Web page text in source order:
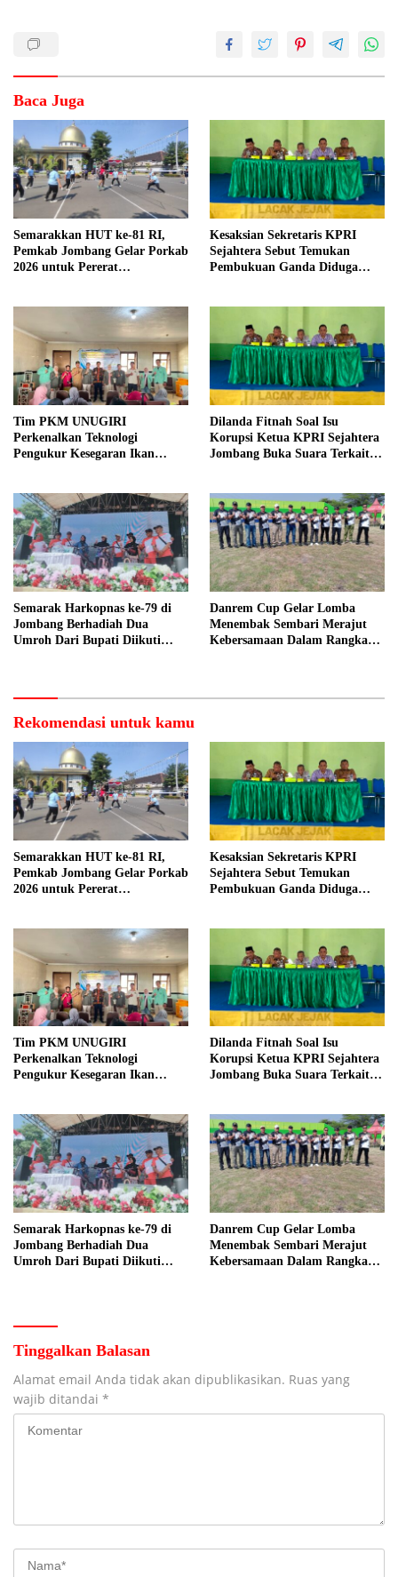
Baca Juga
Semarakkan HUT ke-81 RI,
Pemkab Jombang Gelar Porkab
2026 untuk Pererat
Kesaksian Sekretaris KPRI
Sejahtera Sebut Temukan
Pembukuan Ganda Diduga
Tim PKM UNUGIRI
Perkenalkan Teknologi
Pengukur Kesegaran Ikan
Dilanda Fitnah Soal Isu
Korupsi Ketua KPRI Sejahtera
Jombang Buka Suara Terkait
Semarak Harkopnas ke-79 di
Jombang Berhadiah Dua
Umroh Dari Bupati Diikuti
Danrem Cup Gelar Lomba
Menembak Sembari Merajut
Kebersamaan Dalam Rangka
Rekomendasi untuk kamu
Semarakkan HUT ke-81 RI,
Pemkab Jombang Gelar Porkab
2026 untuk Pererat
Kesaksian Sekretaris KPRI
Sejahtera Sebut Temukan
Pembukuan Ganda Diduga
Tim PKM UNUGIRI
Perkenalkan Teknologi
Pengukur Kesegaran Ikan
Dilanda Fitnah Soal Isu
Korupsi Ketua KPRI Sejahtera
Jombang Buka Suara Terkait
Semarak Harkopnas ke-79 di
Jombang Berhadiah Dua
Umroh Dari Bupati Diikuti
Danrem Cup Gelar Lomba
Menembak Sembari Merajut
Kebersamaan Dalam Rangka
Tinggalkan Balasan
Alamat email Anda tidak akan dipublikasikan. Ruas yang
wajib ditandai *